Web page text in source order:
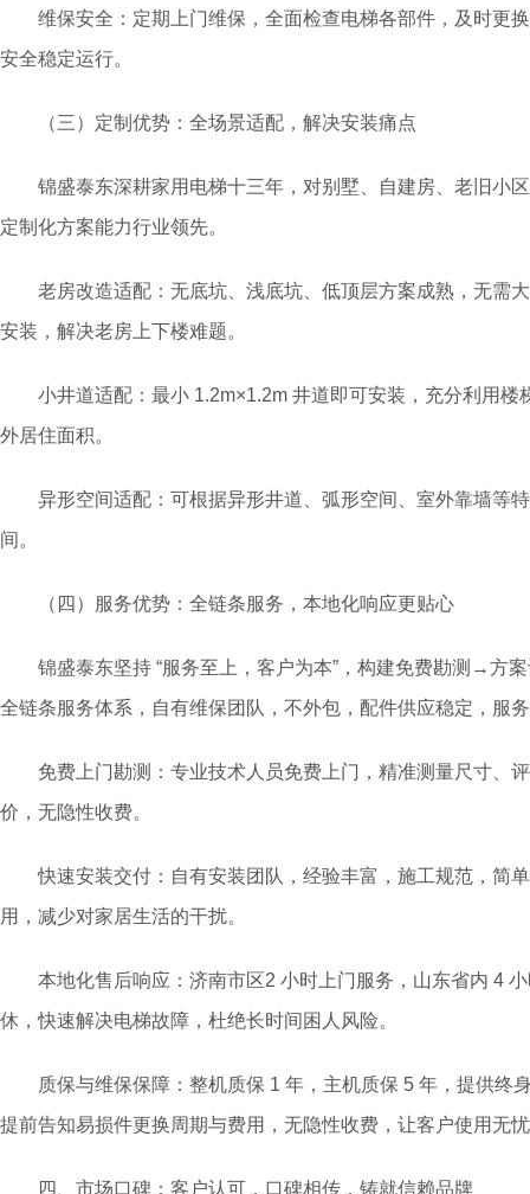
维保安全：定期上门维保，全面检查电梯各部件，及时更
安全稳定运行。
（三）定制优势：全场景适配，解决安装痛点
锦盛泰东深耕家用电梯十三年，对别墅、自建房、老旧小
定制化方案能力行业领先。
老房改造适配：无底坑、浅底坑、低顶层方案成熟，无需
安装，解决老房上下楼难题。
小井道适配：最小 1.2m×1.2m 井道即可安装，充分利用楼
外居住面积。
异形空间适配：可根据异形井道、弧形空间、室外靠墙等
间。
（四）服务优势：全链条服务，本地化响应更贴心
锦盛泰东坚持 “服务至上，客户为本”，构建免费勘测→方
全链条服务体系，自有维保团队，不外包，配件供应稳定，服
免费上门勘测：专业技术人员免费上门，精准测量尺寸、
价，无隐性收费。
快速安装交付：自有安装团队，经验丰富，施工规范，简单
用，减少对家居生活的干扰。
本地化售后响应：济南市区2 小时上门服务，山东省内 4 小
休，快速解决电梯故障，杜绝长时间困人风险。
质保与维保保障：整机质保 1 年，主机质保 5 年，提供终
提前告知易损件更换周期与费用，无隐性收费，让客户使用无
四、市场口碑：客户认可，口碑相传，铸就信赖品牌